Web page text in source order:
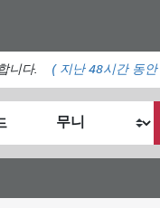
니다. ( 지난 48시간 동안